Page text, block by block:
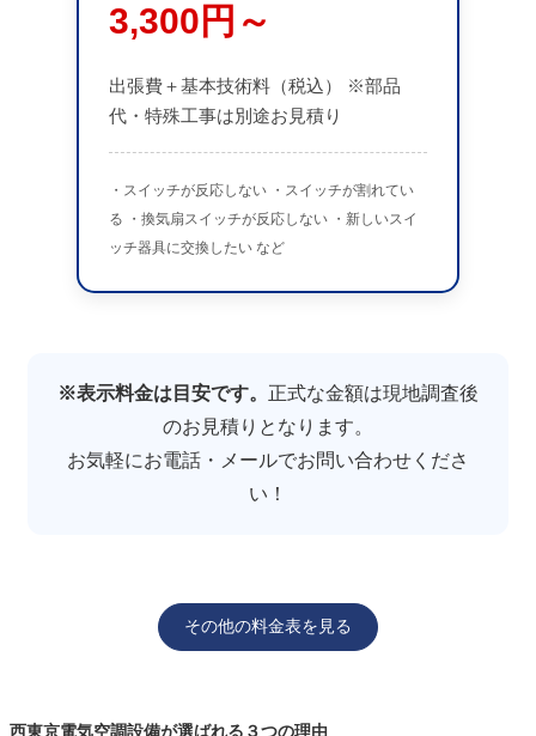
3,300円～
出張費＋基本技術料（税込） ※部品
代・特殊工事は別途お見積り
・スイッチが反応しない ・スイッチが割れてい
る ・換気扇スイッチが反応しない ・新しいスイ
ッチ器具に交換したい など
※表示料金は目安です。 正式な金額は現地調査後
のお見積りとなります。
お気軽にお電話・メールでお問い合わせくださ
い！
その他の料金表を見る
西東京電気空調設備が選ばれる３つの理由